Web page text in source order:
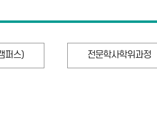
퍼스) 전문학사학위과정